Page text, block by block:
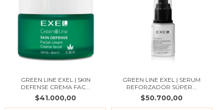
GREEN LINE EXEL | SKIN
DEFENSE CREMA FAC...
$41.000,00
GREEN LINE EXEL | SERUM
REFORZADOR SÚPER...
$50.700,00